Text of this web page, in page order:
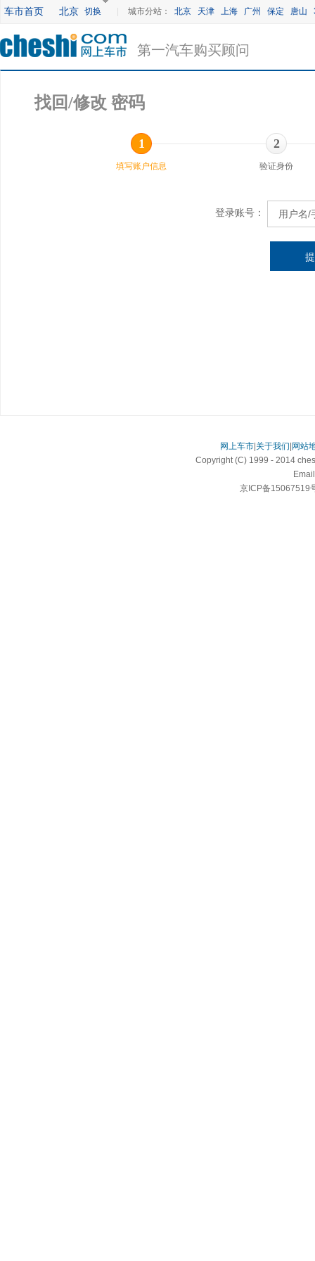
车市首页 北京 切换 城市分站： 北京 天津 上海 广州 保定 唐山
第一汽车购买顾问
找回/修改 密码
1
填写账户信息
2
验证身份
登录账号：
网上车市 关于我们 网站
Copyright (C) 1999 - 2014
京ICP备15067519